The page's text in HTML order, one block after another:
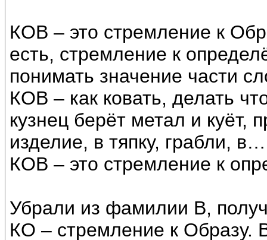
КОВ – это стремление к
есть, стремление к
понимать значение части
КОВ – как ковать, делать
кузнец берёт метал и куёт,
изделие, в тяпку, грабли,
КОВ – это стремление к
Убрали из фамилии В,
КО – стремление к Образу.